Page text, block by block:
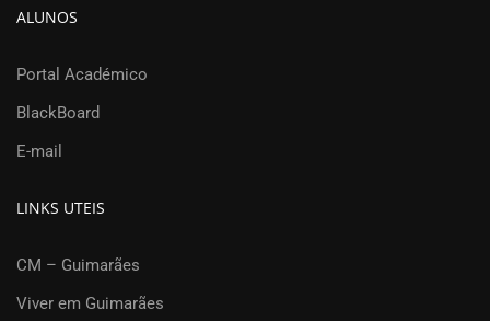
ALUNOS
Portal Académico
BlackBoard
E-mail
LINKS UTEIS
CM – Guimarães
Viver em Guimarães